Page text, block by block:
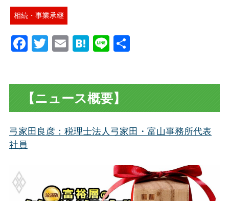
相続・事業承継
Facebook
Twitter
EmailHatena
Line共
【ニュース概要】
弓家田良彦：税理士法人弓家田・富山事務所代表
社員